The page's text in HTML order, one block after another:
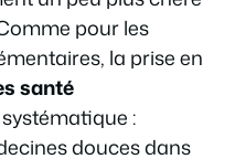
pour les
la prise en
santé
systématique :
douces dans